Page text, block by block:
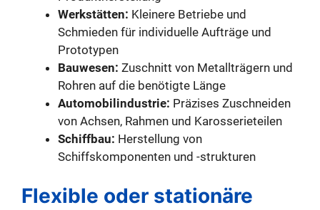
Werkstätten: Kleinere Betriebe und
Schmieden für individuelle Aufträge und
Prototypen
Bauwesen: Zuschnitt von Metallträgern und
Rohren auf die benötigte Länge
Automobilindustrie: Präzises Zuschneiden
von Achsen, Rahmen und Karosserieteilen
Schiffbau: Herstellung von
Schiffskomponenten und -strukturen
Flexible oder stationäre